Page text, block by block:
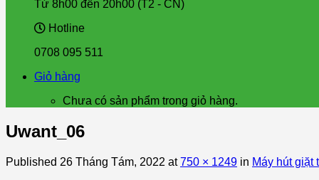
Từ 8h00 đến 20h00 (T2 - CN)
Hotline
0708 095 511
Giỏ hàng
Chưa có sản phẩm trong giỏ hàng.
Uwant_06
Published 26 Tháng Tám, 2022 at750 × 1249 in Máy hút giặt